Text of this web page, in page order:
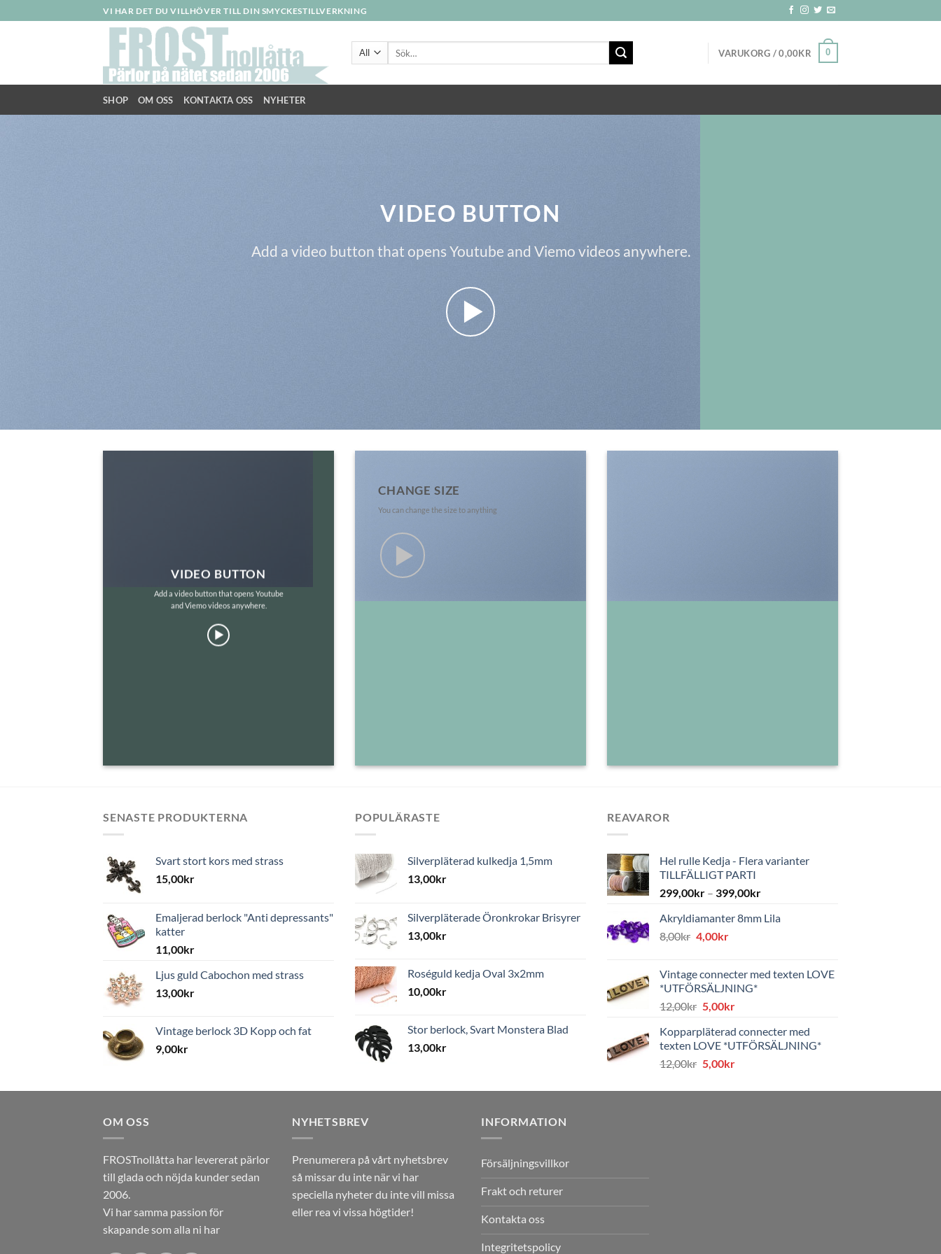
to
VI HAR DET DU VILLHÖVER TILL DIN SMYCKESTILLVERKNING
VARUKORG /0,00KR 0
SHOP OM OSS KONTAKTA OSS NYHETER
VIDEO BUTTON
Add a video button that opens Youtube and Viemo videos anywhere.
VIDEO BUTTON
Add a video button that opens Youtube
and Viemo videos anywhere.
CHANGE SIZE
You can change the size to anything
Select between various hover effects
SENASTE PRODUKTERNA
Svart stort kors med strass
15,00kr
Emaljerad berlock "Anti depressants"
katter
11,00kr
Ljus guld Cabochon med strass
13,00kr
Vintage berlock 3D Kopp och fat
9,00kr
POPULÄRASTE
Silverpläterad kulkedja 1,5mm
13,00kr
Silverpläterade Öronkrokar Brisyrer
13,00kr
Roséguld kedja Oval 3x2mm
10,00kr
Stor berlock, Svart Monstera Blad
13,00kr
REAVAROR
Hel rulle Kedja - Flera varianter
TILLFÄLLIGT PARTI
299,00kr – 399,00kr
Akryldiamanter 8mm Lila
8,00kr Det
var:
8,00kr.
4,00krDet
är:
4,00kr.
Vintage connecter med texten LOVE
*UTFÖRSÄLJNING*
12,00kr Det
priset
var:
12,00kr.
5,00krDet
priset
är:
5,00kr.
Kopparpläterad connecter med
texten LOVE *UTFÖRSÄLJNING*
12,00kr Det
priset
5,00krDet
priset
OM OSS
FROSTnollåtta har levererat pärlor
till glada och nöjda kunder sedan
2006.
Vi har samma passion för
skapande som alla ni har
NYHETSBREV
Prenumerera på vårt nyhetsbrev
så missar du inte när vi har
speciella nyheter du inte vill missa
eller rea vi vissa högtider!
INFORMATION
Försäljningsvillkor
Frakt och returer
Kontakta oss
Integritetspolicy